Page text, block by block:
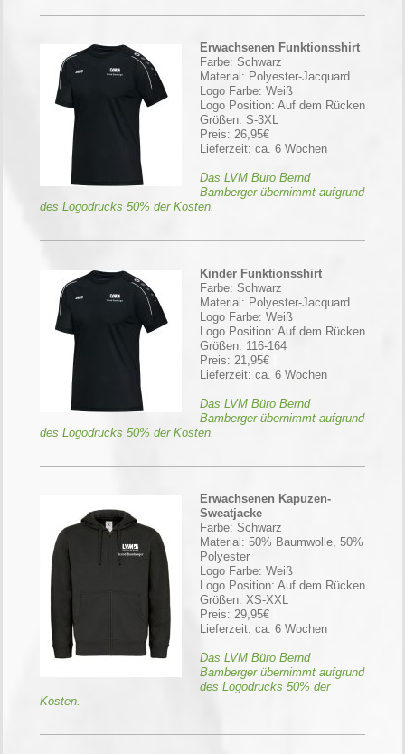
Erwachsenen Funktionsshirt
Farbe: Schwarz
Material: Polyester-Jacquard
Logo Farbe: Weiß
Logo Position: Auf dem Rücken
Größen: S-3XL
Preis: 26,95€
Lieferzeit: ca. 6 Wochen
Das LVM Büro Bernd
Bamberger übernimmt aufgrund
des Logodrucks 50% der Kosten.
Kinder Funktionsshirt
Farbe: Schwarz
Material: Polyester-Jacquard
Logo Farbe: Weiß
Logo Position: Auf dem Rücken
Größen: 116-164
Preis: 21,95€
Lieferzeit: ca. 6 Wochen
Das LVM Büro Bernd
Bamberger übernimmt aufgrund
des Logodrucks 50% der Kosten.
Erwachsenen Kapuzen-
Sweatjacke
Farbe: Schwarz
Material: 50% Baumwolle, 50%
Polyester
Logo Farbe: Weiß
Logo Position: Auf dem Rücken
Größen: XS-XXL
Preis: 29,95€
Lieferzeit: ca. 6 Wochen
Das LVM Büro Bernd
Bamberger übernimmt aufgrund
des Logodrucks 50% der
Kosten.